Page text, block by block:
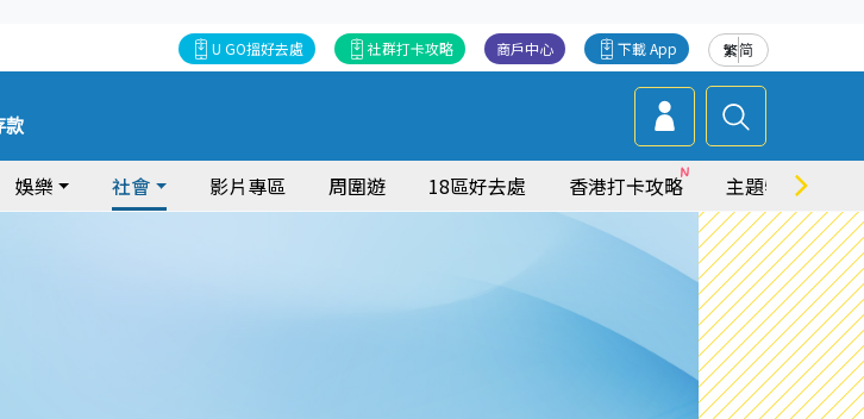
繁简
下載 App
商戶中心
社群打卡攻略
U GO搵好去處
款
娛樂 社會 影片專區 周圍遊 18區好去處 香港打卡攻略 主題特集